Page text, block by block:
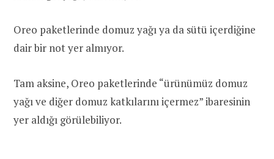
Oreo paketlerinde domuz yağı ya da sütü içerdiğine
dair bir not yer almıyor.
Tam aksine, Oreo paketlerinde “ürünümüz domuz
yağı ve diğer domuz katkılarını içermez” ibaresinin
yer aldığı görülebiliyor.